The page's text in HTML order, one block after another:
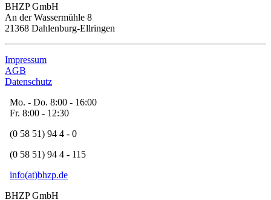
BHZP GmbH
An der Wassermühle 8
21368 Dahlenburg-Ellringen
Impressum
AGB
Datenschutz
Mo. - Do. 8:00 - 16:00
Fr. 8:00 - 12:30
(0 58 51) 94 4 - 0
(0 58 51) 94 4 - 115
info(at)bhzp.de
BHZP GmbH